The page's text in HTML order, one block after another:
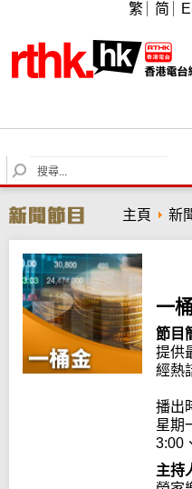
繁 简
S
e
r
c
h
主頁 新
一
節目
提供
經熱
播出
星期
3:00
主持